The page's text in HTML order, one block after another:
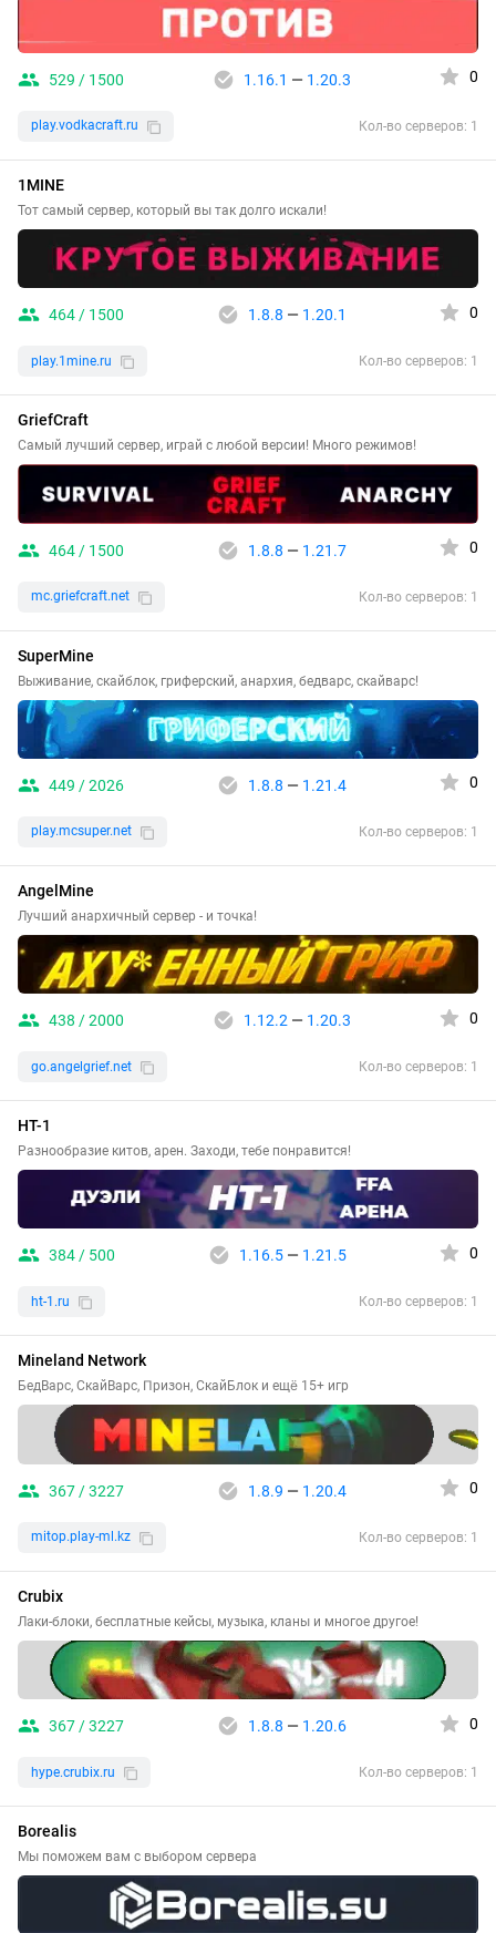
529 / 1500 1.16.1 — 1.20.3 0
play.vodkacraft.ru Кол-во серверов: 1
1MINE
Тот самый сервер, который вы так долго искали!
464 / 1500 1.8.8 — 1.20.1 0
play.1mine.ru Кол-во серверов: 1
GriefCraft
Самый лучший сервер, играй с любой версии! Много режимов!
464 / 1500 1.8.8 — 1.21.7 0
mc.griefcraft.net Кол-во серверов: 1
SuperMine
Выживание, скайблок, гриферский, анархия, бедварс, скайварс!
449 / 2026 1.8.8 — 1.21.4 0
play.mcsuper.net Кол-во серверов: 1
AngelMine
Лучший анархичный сервер - и точка!
438 / 2000 1.12.2 — 1.20.3 0
go.angelgrief.net Кол-во серверов: 1
HT-1
Разнообразие китов, арен. Заходи, тебе понравится!
384 / 500 1.16.5— 1.21.5 0
ht-1.ru Кол-во серверов: 1
Mineland Network
БедВарс, СкайВарс, Призон, СкайБлок и ещё 15+ игр
367 / 3227 1.8.9 — 1.20.4 0
mitop.play-ml.kz Кол-во серверов: 1
Crubix
Лаки-блоки, бесплатные кейсы, музыка, кланы и многое другое!
367 / 3227 1.8.8 — 1.20.6 0
hype.crubix.ru Кол-во серверов: 1
Borealis
Мы поможем вам с выбором сервера